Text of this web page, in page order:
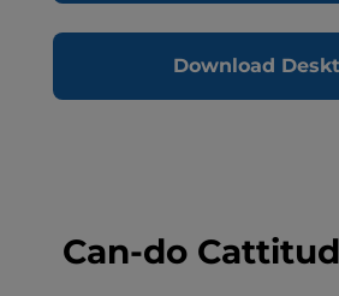
Download
Can-do